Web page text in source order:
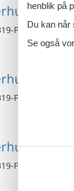
- 8
FI1800.723.1
- 8
FI1800.606.1
- 6
FI1800.720.1
henblik på
Du kan når
Se også